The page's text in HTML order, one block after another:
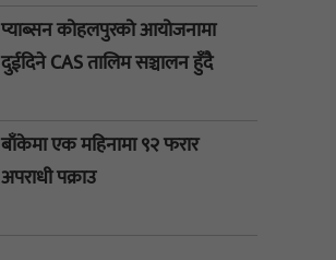
प्याब्सन कोहलपुरको आयोजनामा
दुईदिने CAS तालिम सञ्चालन हुँदै
बाँकेमा एक महिनामा ९२ फरार
अपराधी पक्राउ